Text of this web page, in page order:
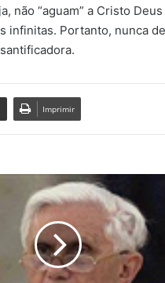
não “aguam” a Cristo Deus
infinitas. Portanto, nunca
Imprimir